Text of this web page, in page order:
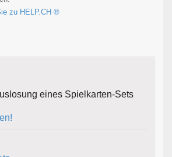
zu HELP.CH ®
eines Spielkarten-Sets